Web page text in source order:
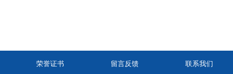
荣誉证书 留言反馈 联系我们